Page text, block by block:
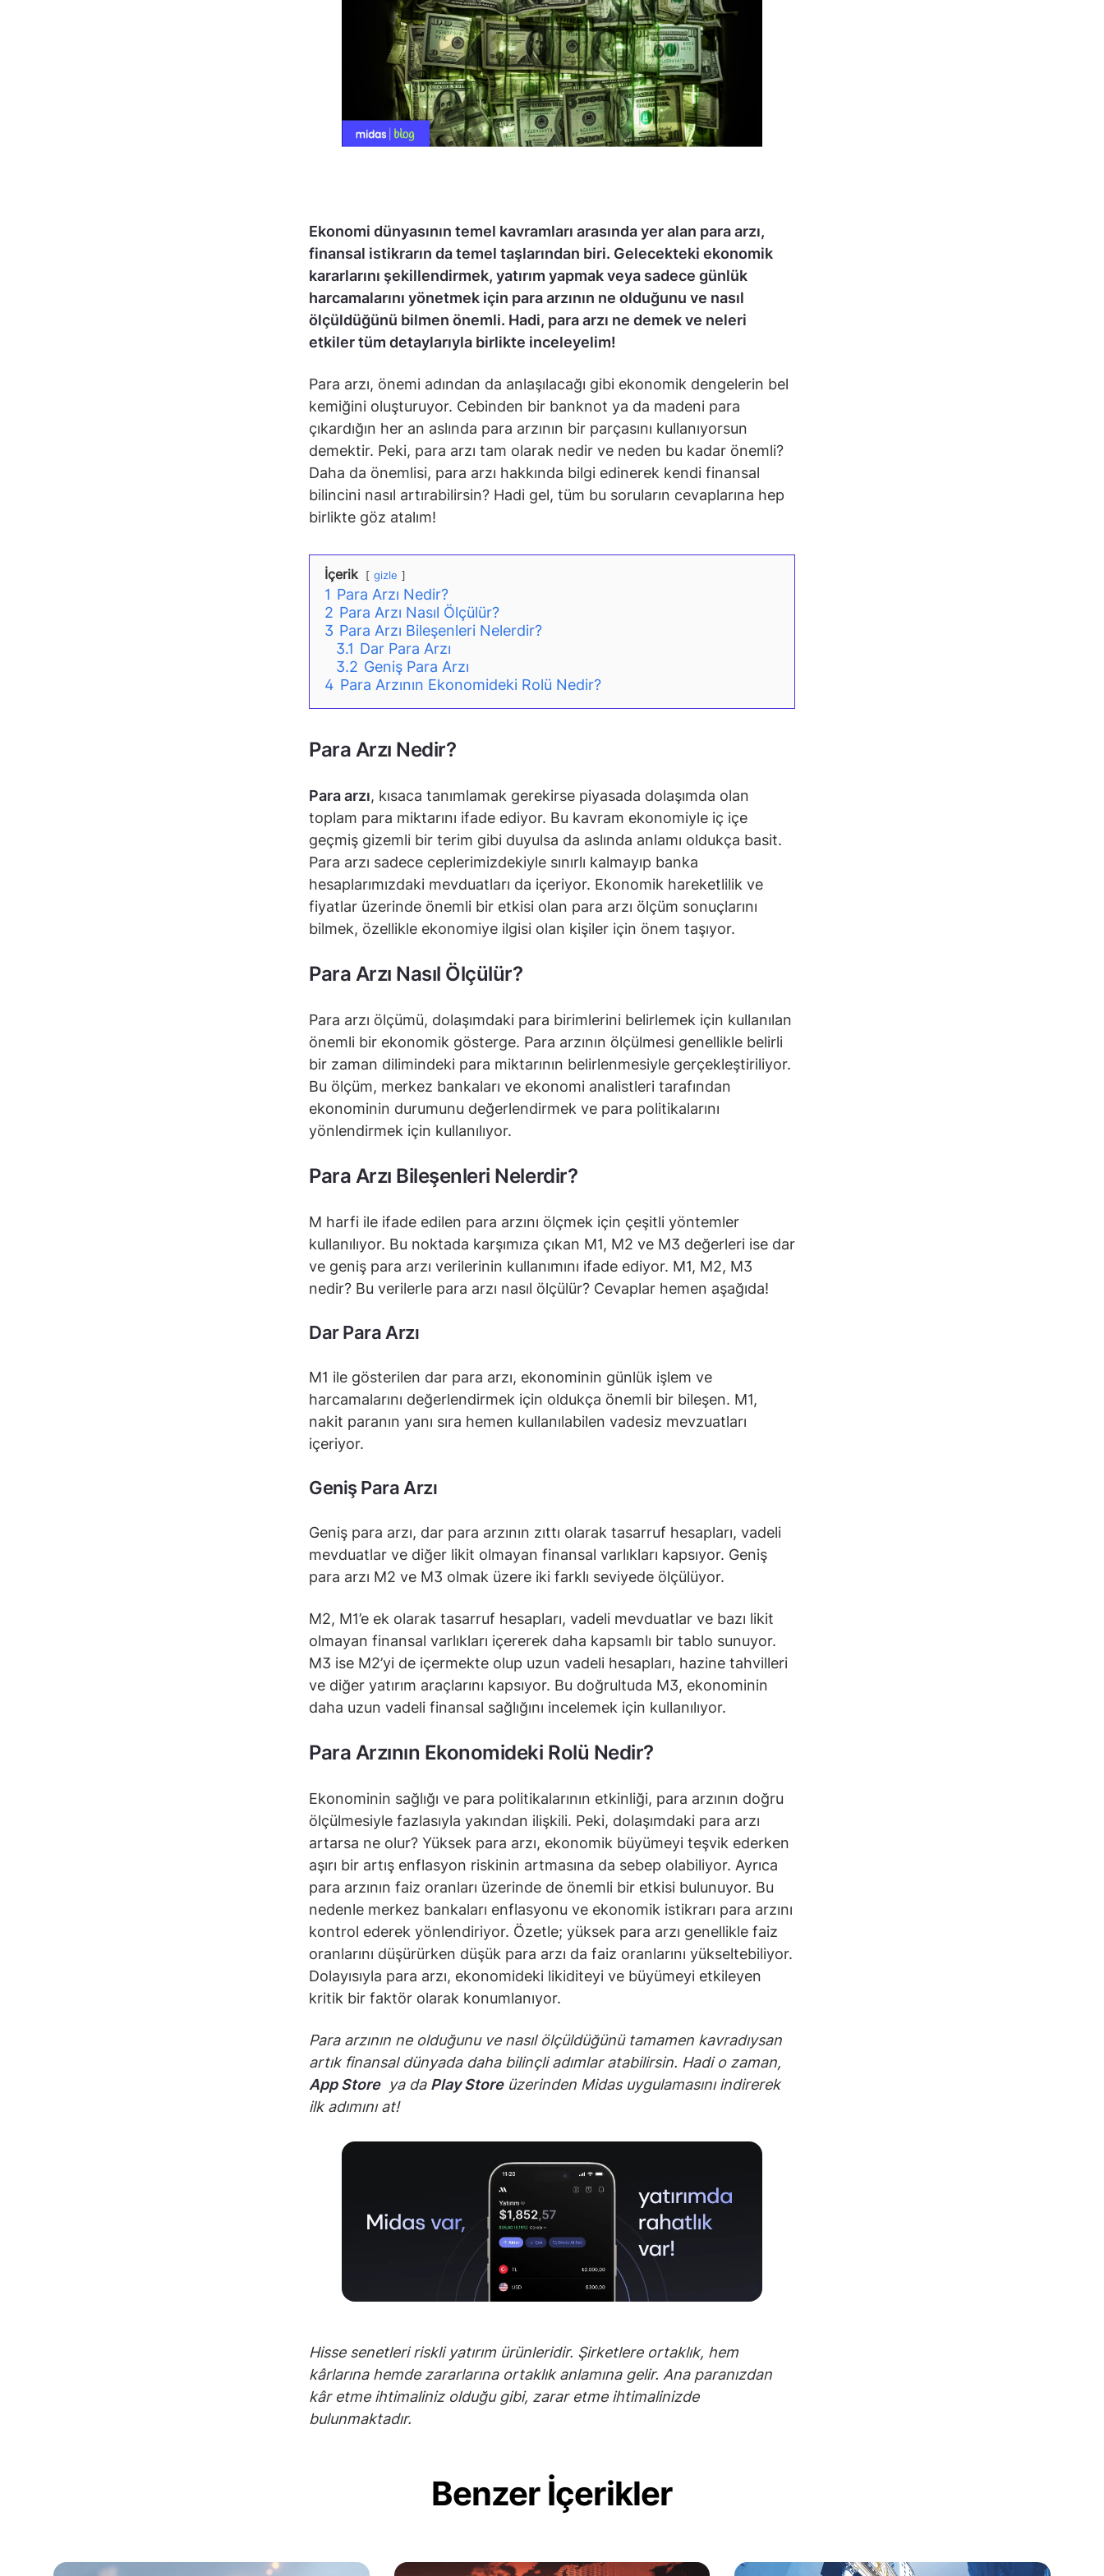
Ekonomi dünyasının temel kavramları arasında yer alan para arzı,
finansal istikrarın da temel taşlarından biri. Gelecekteki ekonomik
kararlarını şekillendirmek, yatırım yapmak veya sadece günlük
harcamalarını yönetmek için para arzının ne olduğunu ve nasıl
ölçüldüğünü bilmen önemli. Hadi, para arzı ne demek ve neleri
etkiler tüm detaylarıyla birlikte inceleyelim!
Para arzı, önemi adından da anlaşılacağı gibi ekonomik dengelerin bel
kemiğini oluşturuyor. Cebinden bir banknot ya da madeni para
çıkardığın her an aslında para arzının bir parçasını kullanıyorsun
demektir. Peki, para arzı tam olarak nedir ve neden bu kadar önemli?
Daha da önemlisi, para arzı hakkında bilgi edinerek kendi finansal
bilincini nasıl artırabilirsin? Hadi gel, tüm bu soruların cevaplarına hep
birlikte göz atalım!
İçerik gizle
1 Para Arzı Nedir?
2 Para Arzı Nasıl Ölçülür?
3 Para Arzı Bileşenleri Nelerdir?
3.1 Dar Para Arzı
3.2 Geniş Para Arzı
4 Para Arzının Ekonomideki Rolü Nedir?
Para Arzı Nedir?
Para arzı, kısaca tanımlamak gerekirse piyasada dolaşımda olan
toplam para miktarını ifade ediyor. Bu kavram ekonomiyle iç içe
geçmiş gizemli bir terim gibi duyulsa da aslında anlamı oldukça basit.
Para arzı sadece ceplerimizdekiyle sınırlı kalmayıp banka
hesaplarımızdaki mevduatları da içeriyor. Ekonomik hareketlilik ve
fiyatlar üzerinde önemli bir etkisi olan para arzı ölçüm sonuçlarını
bilmek, özellikle ekonomiye ilgisi olan kişiler için önem taşıyor.
Para Arzı Nasıl Ölçülür?
Para arzı ölçümü, dolaşımdaki para birimlerini belirlemek için kullanılan
önemli bir ekonomik gösterge. Para arzının ölçülmesi genellikle belirli
bir zaman dilimindeki para miktarının belirlenmesiyle gerçekleştiriliyor.
Bu ölçüm, merkez bankaları ve ekonomi analistleri tarafından
ekonominin durumunu değerlendirmek ve para politikalarını
yönlendirmek için kullanılıyor.
Para Arzı Bileşenleri Nelerdir?
M harfi ile ifade edilen para arzını ölçmek için çeşitli yöntemler
kullanılıyor. Bu noktada karşımıza çıkan M1, M2 ve M3 değerleri ise dar
ve geniş para arzı verilerinin kullanımını ifade ediyor. M1, M2, M3
nedir? Bu verilerle para arzı nasıl ölçülür? Cevaplar hemen aşağıda!
Dar Para Arzı
M1 ile gösterilen dar para arzı, ekonominin günlük işlem ve
harcamalarını değerlendirmek için oldukça önemli bir bileşen. M1,
nakit paranın yanı sıra hemen kullanılabilen vadesiz mevzuatları
içeriyor.
Geniş Para Arzı
Geniş para arzı, dar para arzının zıttı olarak tasarruf hesapları, vadeli
mevduatlar ve diğer likit olmayan finansal varlıkları kapsıyor. Geniş
para arzı M2 ve M3 olmak üzere iki farklı seviyede ölçülüyor.
M2, M1’e ek olarak tasarruf hesapları, vadeli mevduatlar ve bazı likit
olmayan finansal varlıkları içererek daha kapsamlı bir tablo sunuyor.
M3 ise M2’yi de içermekte olup uzun vadeli hesapları, hazine tahvilleri
ve diğer yatırım araçlarını kapsıyor. Bu doğrultuda M3, ekonominin
daha uzun vadeli finansal sağlığını incelemek için kullanılıyor.
Para Arzının Ekonomideki Rolü Nedir?
Ekonominin sağlığı ve para politikalarının etkinliği, para arzının doğru
ölçülmesiyle fazlasıyla yakından ilişkili. Peki, dolaşımdaki para arzı
artarsa ne olur? Yüksek para arzı, ekonomik büyümeyi teşvik ederken
aşırı bir artış enflasyon riskinin artmasına da sebep olabiliyor. Ayrıca
para arzının faiz oranları üzerinde de önemli bir etkisi bulunuyor. Bu
nedenle merkez bankaları enflasyonu ve ekonomik istikrarı para arzını
kontrol ederek yönlendiriyor. Özetle; yüksek para arzı genellikle faiz
oranlarını düşürürken düşük para arzı da faiz oranlarını yükseltebiliyor.
Dolayısıyla para arzı, ekonomideki likiditeyi ve büyümeyi etkileyen
kritik bir faktör olarak konumlanıyor.
Para arzının ne olduğunu ve nasıl ölçüldüğünü tamamen kavradıysan
artık finansal dünyada daha bilinçli adımlar atabilirsin. Hadi o zaman,
App Storeya da Play Storeüzerinden Midas uygulamasını indirerek
ilk adımını at!
Hisse senetleri riskli yatırım ürünleridir. Şirketlere ortaklık, hem
kârlarına hemde zararlarına ortaklık anlamına gelir. Ana paranızdan
kâr etme ihtimaliniz olduğu gibi, zarar etme ihtimalinizde
bulunmaktadır.
Benzer İçerikler